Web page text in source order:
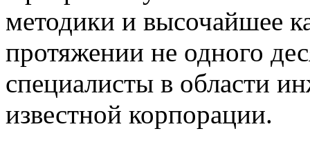
методики и высочайшее
протяжении не одного
специалисты в области
известной корпорации.